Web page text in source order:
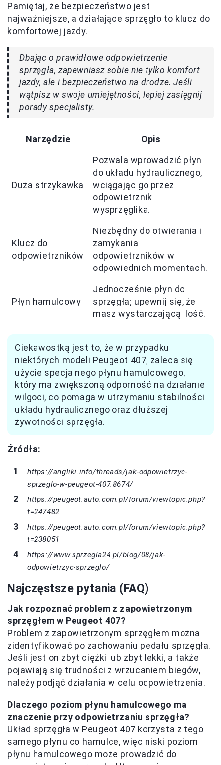
Pamiętaj, że bezpieczeństwo jest
najważniejsze, a działające sprzęgło to klucz do
komfortowej jazdy.
Dbając o prawidłowe odpowietrzenie
sprzęgła, zapewniasz sobie nie tylko komfort
jazdy, ale i bezpieczeństwo na drodze. Jeśli
wątpisz w swoje umiejętności, lepiej zasięgnij
porady specjalisty.
Narzędzie Opis
Duża strzykawka
Pozwala wprowadzić płyn
do układu hydraulicznego,
wciągając go przez
odpowietrznik
wysprzęglika.
Klucz do
odpowietrzników
Niezbędny do otwierania i
zamykania
odpowietrzników w
odpowiednich momentach.
Płyn hamulcowy
Jednocześnie płyn do
sprzęgła; upewnij się, że
masz wystarczającą ilość.
Ciekawostką jest to, że w przypadku
niektórych modeli Peugeot 407, zaleca się
użycie specjalnego płynu hamulcowego,
który ma zwiększoną odporność na działanie
wilgoci, co pomaga w utrzymaniu stabilności
układu hydraulicznego oraz dłuższej
żywotności sprzęgła.
Źródła:
https://angliki.info/threads/jak-odpowietrzyc-
sprzeglo-w-peugeot-407.8674/
https://peugeot.auto.com.pl/forum/viewtopic.php?
t=247482
https://peugeot.auto.com.pl/forum/viewtopic.php?
t=238051
https://www.sprzegla24.pl/blog/08/jak-
odpowietrzyc-sprzeglo/
Najczęstsze pytania (FAQ)
Jak rozpoznać problem z zapowietrzonym
sprzęgłem w Peugeot 407?
Problem z zapowietrzonym sprzęgłem można
zidentyfikować po zachowaniu pedału sprzęgła.
Jeśli jest on zbyt ciężki lub zbyt lekki, a także
pojawiają się trudności z wrzucaniem biegów,
należy podjąć działania w celu odpowietrzenia.
Dlaczego poziom płynu hamulcowego ma
znaczenie przy odpowietrzaniu sprzęgła?
Układ sprzęgła w Peugeot 407 korzysta z tego
samego płynu co hamulce, więc niski poziom
płynu hamulcowego może prowadzić do